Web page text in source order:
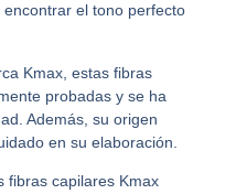
el tono perfecto
Kmax, estas fibras
probadas y se ha
Además, su origen
en su elaboración.
fibras capilares Kmax